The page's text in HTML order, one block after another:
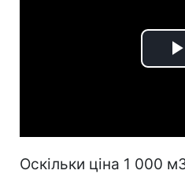
Оскільки ціна 1 000